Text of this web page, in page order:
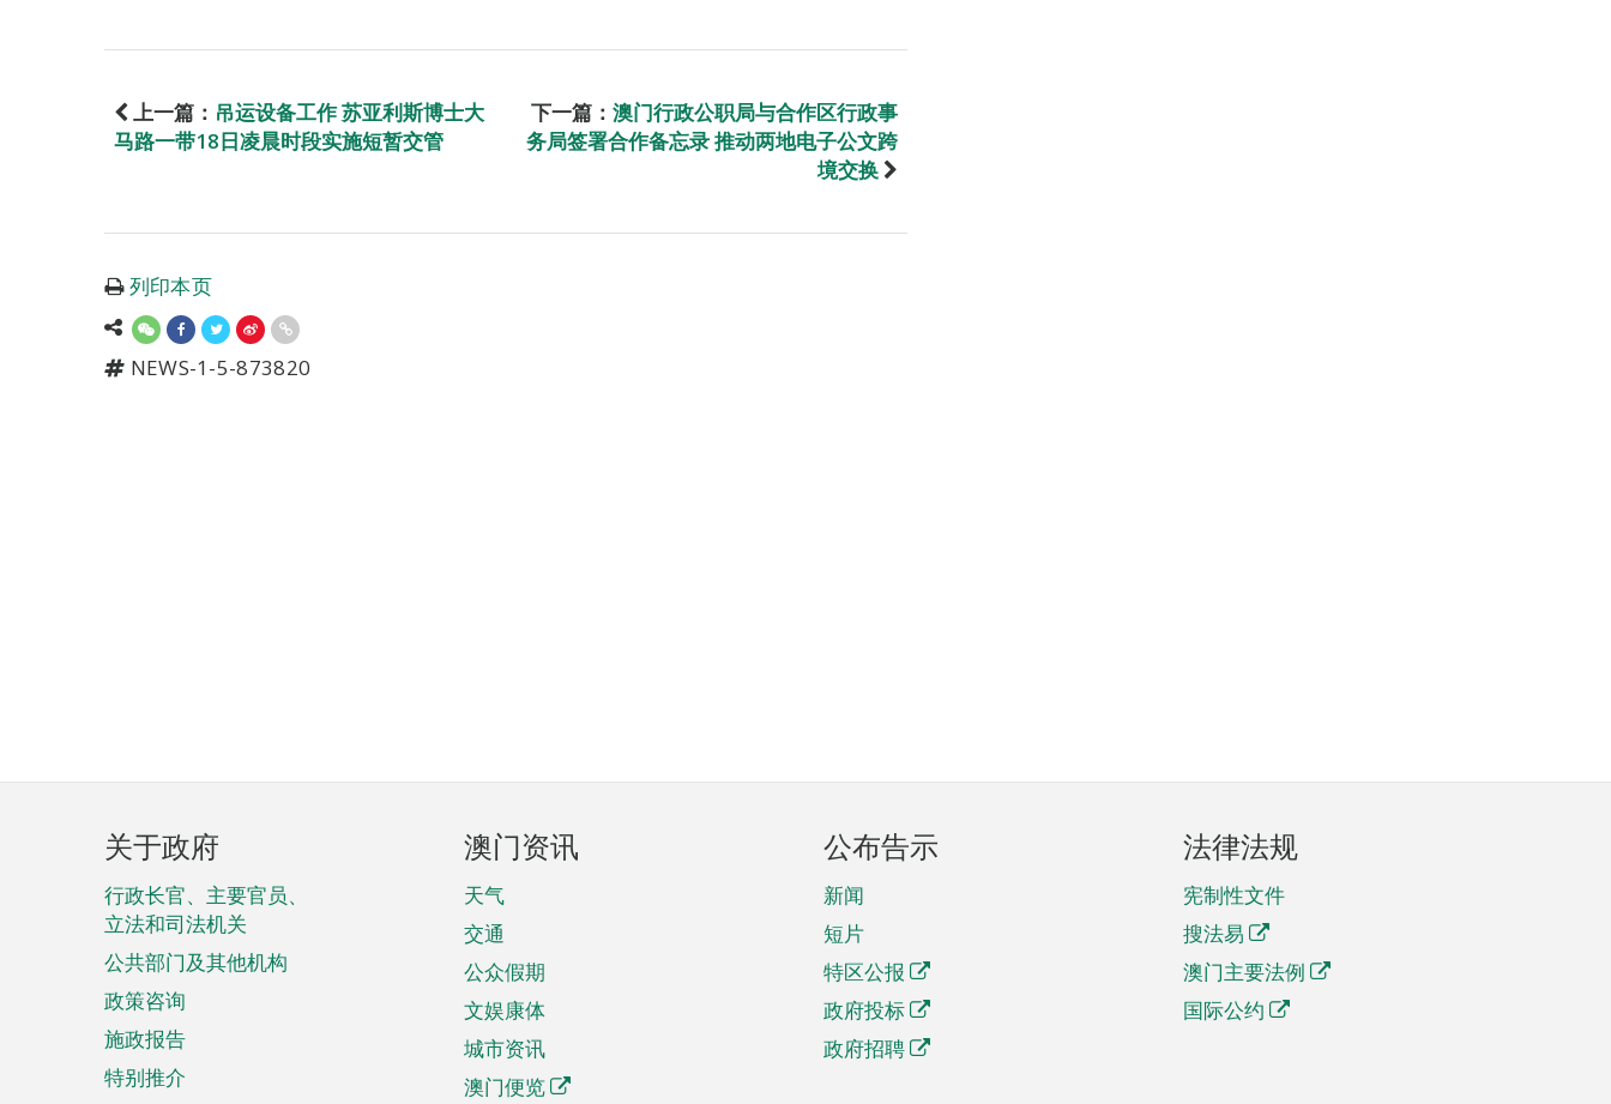
上一篇： 吊运设备工作 苏亚利斯博士大
马路一带18日凌晨时段实施短暂交管
下一篇： 澳门行政公职局与合作区行政事
务局签署合作备忘录 推动两地电子公文跨
境交换
列印本页
NEWS-1-5-873820
页
脚
菜
单
关于政府
行政长官、主要官员、
立法和司法机关
公共部门及其他机构
政策咨询
施政报告
特别推介
澳门资讯
天气
交通
公众假期
文娱康体
城市资讯
澳门便览
公布告示
新闻
短片
特区公报
政府投标
政府招聘
法律法规
宪制性文件
搜法易
澳门主要法例
国际公约